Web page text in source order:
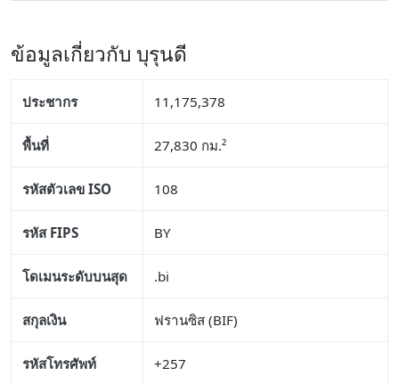
ข้อมูลเกี่ยวกับ บุรุนดี
ประชากร 11,175,378
พื้นที่ 27,830 กม.²
รหัสตัวเลข ISO 108
รหัส FIPS BY
โดเมนระดับบนสุด .bi
สกุลเงิน ฟรานซิส (BIF)
รหัสโทรศัพท์ +257